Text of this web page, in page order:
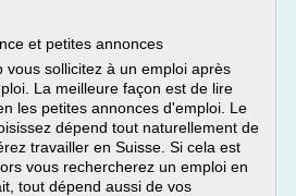
et petites annonces
vous sollicitez à un emploi après
La meilleure façon est de lire
les petites annonces d'emploi. Le
dépend tout naturellement de
travailler en Suisse. Si cela est
vous rechercherez un emploi en
tout dépend aussi de vos